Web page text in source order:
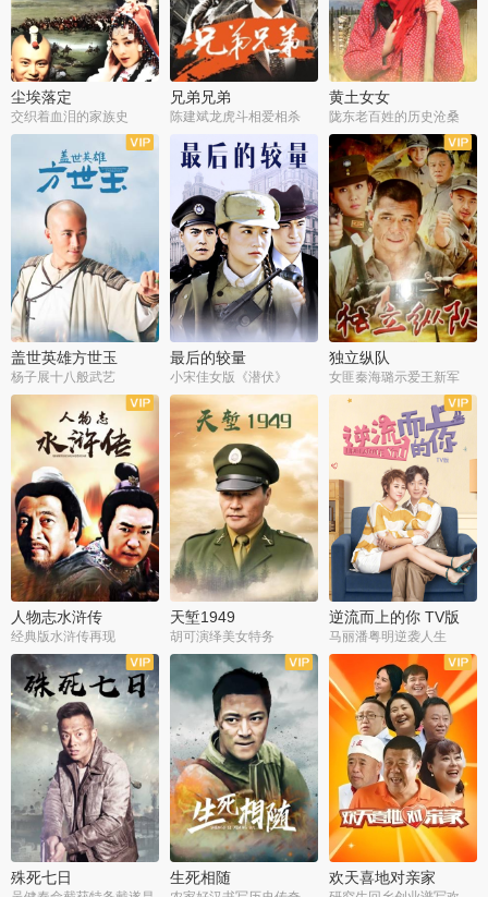
尘埃落定
交织着血泪的家族史
兄弟兄弟
陈建斌龙虎斗相爱相杀
黄土女女
陇东老百姓的历史沧桑
全36集
盖世英雄方世玉
杨子展十八般武艺
全28集
最后的较量
小宋佳女版《潜伏》
全44集
独立纵队
女匪秦海璐示爱王新军
全40集
人物志水浒传
经典版水浒传再现
全30集
天堑1949
胡可演绎美女特务
全43集
逆流而上的你 TV版
马丽潘粤明逆袭人生
全34集
殊死七日
全21集
生死相随
全35集
欢天喜地对亲家